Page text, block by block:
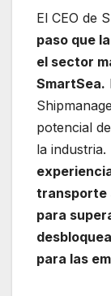
El CEO de
paso que
el sector
SmartSea.
potencial
la
transporte
para
para las